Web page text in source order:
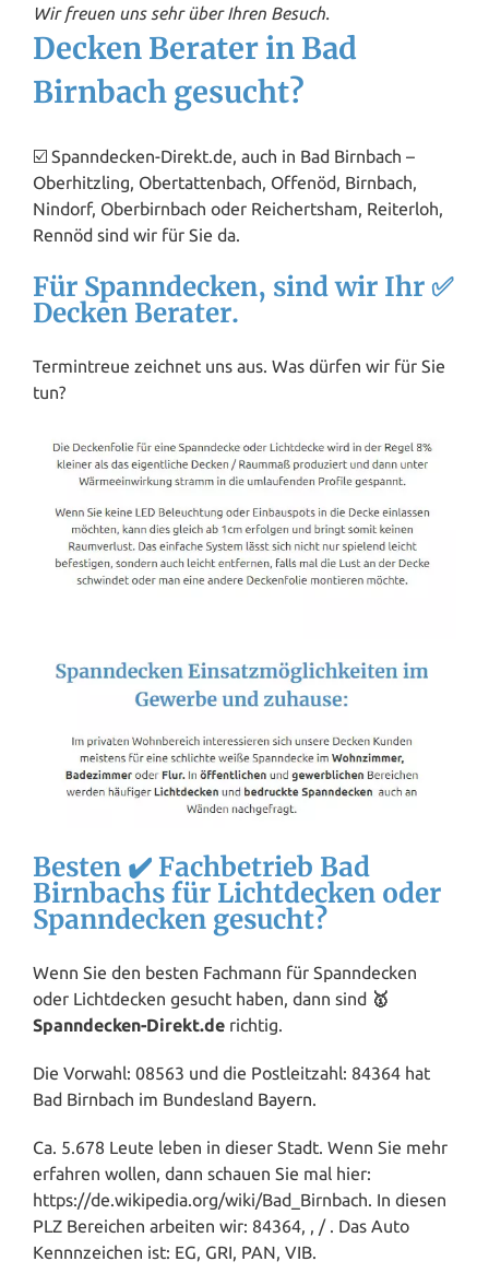
Wir freuen uns sehr über Ihren Besuch.
Decken Berater in Bad
Birnbach gesucht?
☑️ Spanndecken-Direkt.de, auch in Bad Birnbach –
Oberhitzling, Obertattenbach, Offenöd, Birnbach,
Nindorf, Oberbirnbach oder Reichertsham, Reiterloh,
Rennöd sind wir für Sie da.
Für Spanndecken, sind wir Ihr ✅
Decken Berater.
Termintreue zeichnet uns aus. Was dürfen wir für Sie
tun?
Besten ✔️ Fachbetrieb Bad
Birnbachs für Lichtdecken oder
Spanndecken gesucht?
Wenn Sie den besten Fachmann für Spanndecken
oder Lichtdecken gesucht haben, dann sind 🥇
Spanndecken-Direkt.de richtig.
Die Vorwahl: 08563 und die Postleitzahl: 84364 hat
Bad Birnbach im Bundesland Bayern.
Ca. 5.678 Leute leben in dieser Stadt. Wenn Sie mehr
erfahren wollen, dann schauen Sie mal hier:
https://de.wikipedia.org/wiki/Bad_Birnbach. In diesen
PLZ Bereichen arbeiten wir: 84364, , / . Das Auto
Kennnzeichen ist: EG, GRI, PAN, VIB.